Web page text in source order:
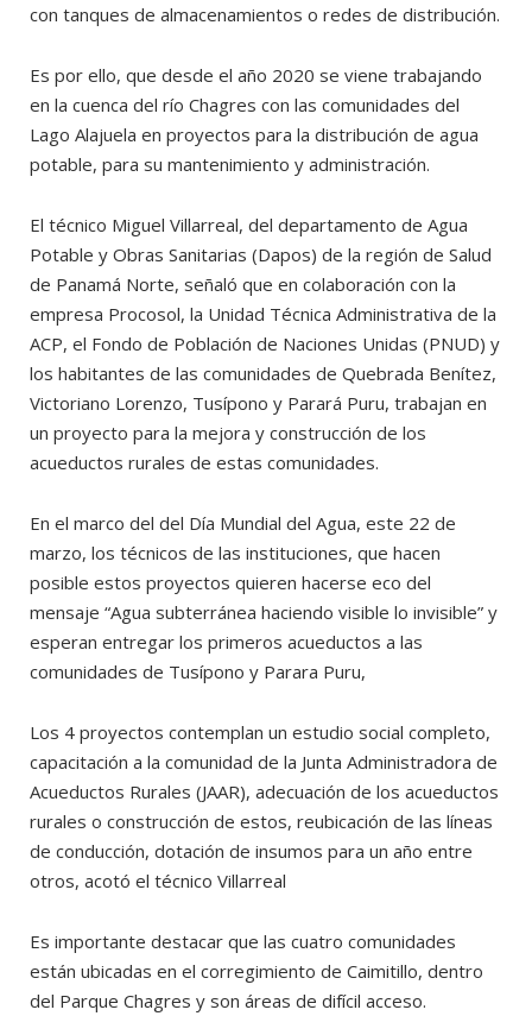
con tanques de almacenamientos o redes de distribución.
Es por ello, que desde el año 2020 se viene trabajando
en la cuenca del río Chagres con las comunidades del
Lago Alajuela en proyectos para la distribución de agua
potable, para su mantenimiento y administración.
El técnico Miguel Villarreal, del departamento de Agua
Potable y Obras Sanitarias (Dapos) de la región de Salud
de Panamá Norte, señaló que en colaboración con la
empresa Procosol, la Unidad Técnica Administrativa de la
ACP, el Fondo de Población de Naciones Unidas (PNUD) y
los habitantes de las comunidades de Quebrada Benítez,
Victoriano Lorenzo, Tusípono y Parará Puru, trabajan en
un proyecto para la mejora y construcción de los
acueductos rurales de estas comunidades.
En el marco del del Día Mundial del Agua, este 22 de
marzo, los técnicos de las instituciones, que hacen
posible estos proyectos quieren hacerse eco del
mensaje “Agua subterránea haciendo visible lo invisible” y
esperan entregar los primeros acueductos a las
comunidades de Tusípono y Parara Puru,
Los 4 proyectos contemplan un estudio social completo,
capacitación a la comunidad de la Junta Administradora de
Acueductos Rurales (JAAR), adecuación de los acueductos
rurales o construcción de estos, reubicación de las líneas
de conducción, dotación de insumos para un año entre
otros, acotó el técnico Villarreal
Es importante destacar que las cuatro comunidades
están ubicadas en el corregimiento de Caimitillo, dentro
del Parque Chagres y son áreas de difícil acceso.